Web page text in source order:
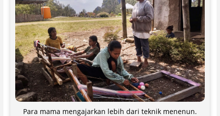
Para mama mengajarkan lebih dari teknik menenun.